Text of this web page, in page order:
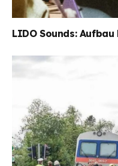
LIDO Sounds: